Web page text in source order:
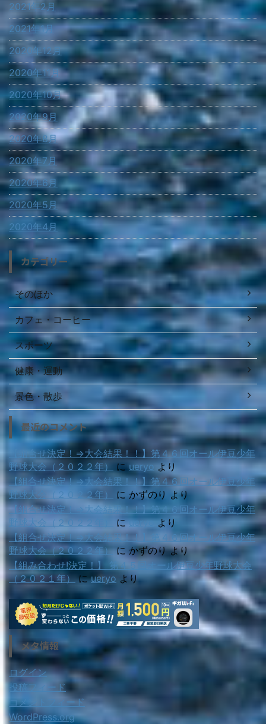
2021年2月
2021年1月
2020年12月
2020年11月
2020年10月
2020年9月
2020年8月
2020年7月
2020年6月
2020年5月
2020年4月
カテゴリー
そのほか
カフェ・コーヒー
スポーツ
健康・運動
景色・散歩
最近のコメント
【組合せ決定！⇒大会結果！！】第４６回オール伊豆少年
野球大会（２０２２年）
にueryo より
【組合せ決定！⇒大会結果！！】第４６回オール伊豆少年
野球大会（２０２２年）
に かずのり より
【組合せ決定！⇒大会結果！！】第４６回オール伊豆少年
野球大会（２０２２年）
にueryoより
【組合せ決定！⇒大会結果！！】第４６回オール伊豆少年
野球大会（２０２２年）に かずのりより
【組み合わせ!決定！】 第４５回オール伊豆少年野球大会
（２０２１年）にueryo より
メタ情報
ログイン
投稿フィード
コメントフィード
WordPress.org